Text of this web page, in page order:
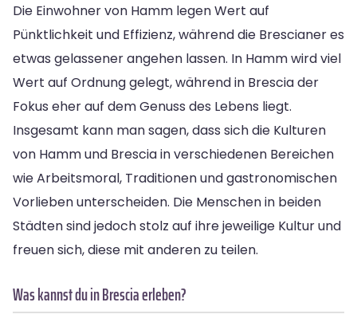
Die Einwohner von Hamm legen Wert auf
Pünktlichkeit und Effizienz, während die Brescianer es
etwas gelassener angehen lassen. In Hamm wird viel
Wert auf Ordnung gelegt, während in Brescia der
Fokus eher auf dem Genuss des Lebens liegt.
Insgesamt kann man sagen, dass sich die Kulturen
von Hamm und Brescia in verschiedenen Bereichen
wie Arbeitsmoral, Traditionen und gastronomischen
Vorlieben unterscheiden. Die Menschen in beiden
Städten sind jedoch stolz auf ihre jeweilige Kultur und
freuen sich, diese mit anderen zu teilen.
Was kannst du in Brescia erleben?